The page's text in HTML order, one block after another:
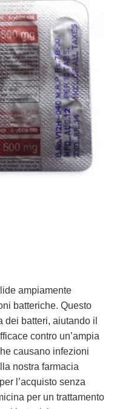
ampiamente
batteriche. Questo
batteri, aiutando il
contro un’ampia
causano infezioni
nostra farmacia
l’acquisto senza
per un trattamento